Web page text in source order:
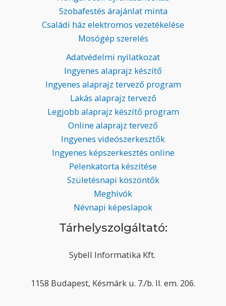
Szobafestés árajánlat minta
Családi ház elektromos vezetékelése
Mosógép szerelés
Adatvédelmi nyilatkozat
Ingyenes alaprajz készítő
Ingyenes alaprajz tervező program
Lakás alaprajz tervező
Legjobb alaprajz készítő program
Online alaprajz tervező
Ingyenes videószerkesztők
Ingyenes képszerkesztés online
Pelenkatorta készítése
Születésnapi köszöntők
Meghívók
Névnapi képeslapok
Tárhelyszolgáltató:
Sybell Informatika Kft.
1158 Budapest, Késmárk u. 7./b. II. em. 206.